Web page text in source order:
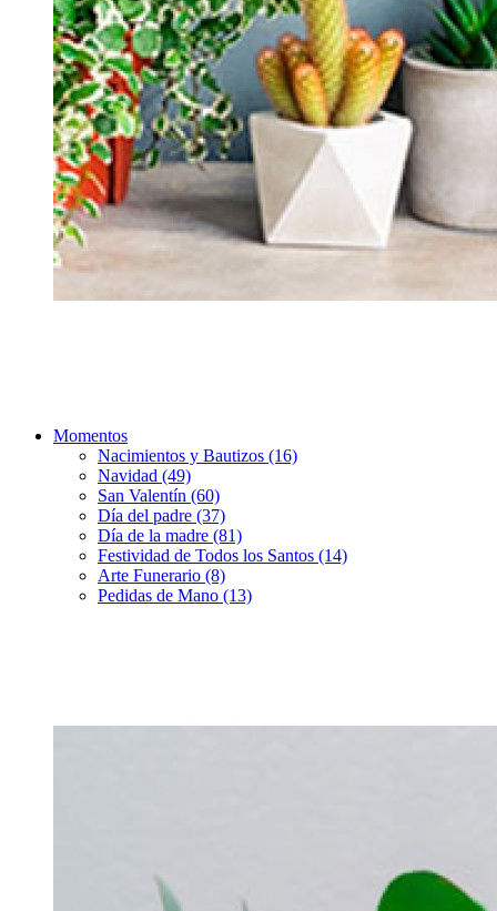
Momentos
Nacimientos y Bautizos (16)
Navidad (49)
San Valentín (60)
Día del padre (37)
Día de la madre (81)
Festividad de Todos los Santos (14)
Arte Funerario (8)
Pedidas de Mano (13)